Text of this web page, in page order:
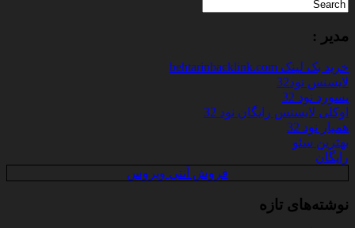
مدیر :
خرید بک لینک behtarinbacklink.com
لایسنس نود32
پسورد نود 32
اوکلی لایسنس رایگان نود 32
همیار نود 32
بهترین سئو
رایگان
فروش آنتی ویروس
نوشته‌های تازه